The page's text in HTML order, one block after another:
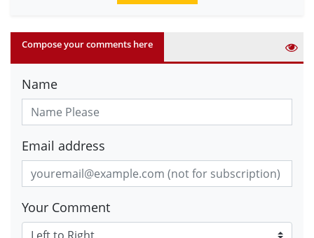
Compose your comments here
Name
Email address
Your Comment